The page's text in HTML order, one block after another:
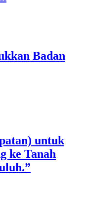
Badan
untuk
ke Tanah